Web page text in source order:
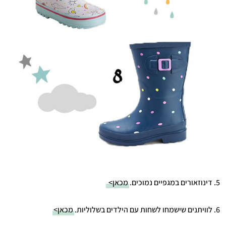
5. דינוזאורים במגפיים נמוכים. מכאן>
6. לוויתנים שישמחו לשחות עם הילדים בשלוליות. מכאן>